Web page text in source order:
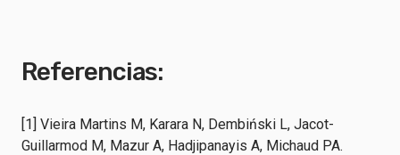
Referencias:
[1] Vieira Martins M, Karara N, Dembiński L, Jacot-
Guillarmod M, Mazur A, Hadjipanayis A, Michaud PA.